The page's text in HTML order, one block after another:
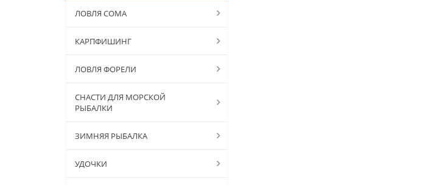
ЛОВЛЯ СОМА
КАРПФИШИНГ
ЛОВЛЯ ФОРЕЛИ
СНАСТИ ДЛЯ МОРСКОЙ
РЫБАЛКИ
ЗИМНЯЯ РЫБАЛКА
УДОЧКИ